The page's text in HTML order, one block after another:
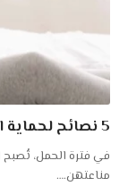
5 نصائح لحماية الجنين من العدوى خلال فترة الحمل
في فترة الحمل، تُصبح
مناعتهن.…